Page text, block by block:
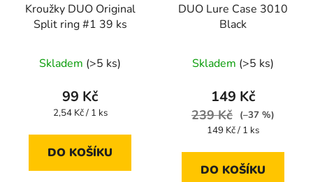
Kroužky DUO Original
Split ring #1 39 ks
Skladem (>5 ks)
99 Kč
Měrná
2,54 Kč / 1 ks
DO KOŠÍKU
DUO Lure Case 3010
Black
Skladem (>5 ks)
149 Kč
239 Kč
(–37 %)
Měrná
149 Kč / 1 ks
DO KOŠÍKU